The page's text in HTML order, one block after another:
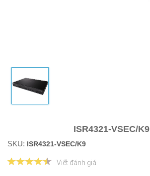
ISR4321-VSEC/K9
SKU: ISR4321-VSEC/K9
Viết đánh giá